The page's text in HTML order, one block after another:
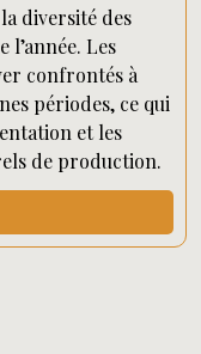
diversité des
Les
confrontés à
périodes, ce qui
et les
de production.